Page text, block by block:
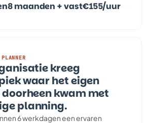
8 maanden + vast€155/uur
kreeg
waar het eigen
kwam met
planning.
6 werkdagen een ervaren